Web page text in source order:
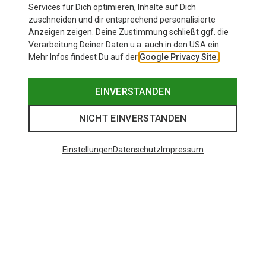
Services für Dich optimieren, Inhalte auf Dich
zuschneiden und dir entsprechend personalisierte
Anzeigen zeigen. Deine Zustimmung schließt ggf. die
Verarbeitung Deiner Daten u.a. auch in den USA ein.
Mehr Infos findest Du auf der Google Privacy Site.
EINVERSTANDEN
NICHT EINVERSTANDEN
EinstellungenDatenschutz Impressum